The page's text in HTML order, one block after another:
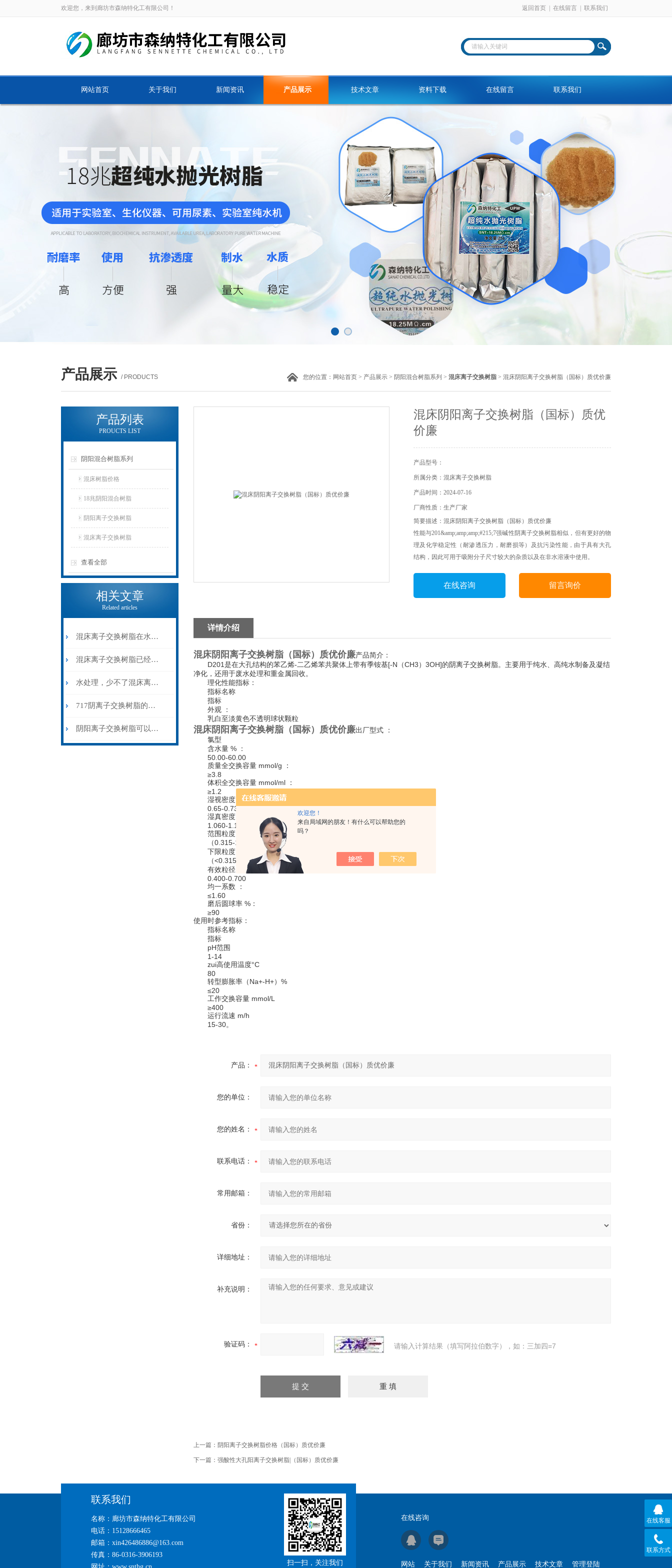
欢迎您！
来自局域网的朋友！有什么可以帮助您的
吗？
欢迎您，来到廊坊市森纳特化工有限公司！ 返回首页 在线留言 联系我们
网站首页 关于我们 新闻资讯 产品展示 技术文章 资料下载 在线留言 联系我们
产品展示 / PRODUCTS 您的位置： 网站首页 > 产品展示 > 阴阳混合树脂系列 > 混床离子交换树脂 > 混床阴阳离子交换树脂（国标）质优价廉
产品列表
PROUCTS LIST
阴阳混合树脂系列
混床树脂价格
18兆阴阳混合树脂
阴阳离子交换树脂
混床离子交换树脂
查看全部
相关文章
Related articles
混床离子交换树脂在水处理和纯化中的重要性
混床离子交换树脂已经渗透到各行各业当中了
水处理，少不了混床离子交换树脂
717阴离子交换树脂的作用及使用方法
阴阳离子交换树脂可以实现对溶液中离子的高效控制和处理
混床阴阳离子交换树脂（国标）质优
价廉
产品型号：
所属分类：混床离子交换树脂
产品时间：2024-07-16
厂商性质：生产厂家
简要描述：混床阴阳离子交换树脂（国标）质优价廉
性能与201&amp;amp;amp;#215;7强碱性阴离子交换树脂相似，但有更好的物
理及化学稳定性（耐渗透压力，耐磨损等）及抗污染性能，由于具有大孔
结构，因此可用于吸附分子尺寸较大的杂质以及在非水溶液中使用。
在线咨询 留言询价
详情介绍
混床阴阳离子交换树脂（国标）质优价廉产品简介：
D201是在大孔结构的苯乙烯-二乙烯苯共聚体上带有季铵基[-N（CH3）3OH]的阴离子交换树脂。主要用于纯水、高纯水制备及凝结
净化，还用于废水处理和重金属回收。
理化性能指标：
指标名称
指标
外观 ：
乳白至淡黄色不透明球状颗粒
混床阴阳离子交换树脂（国标）质优价廉出厂型式 ：
氯型
含水量 % ：
50.00-60.00
质量全交换容量 mmol/g ：
≥3.8
体积全交换容量 mmol/ml ：
≥1.2
湿视密度 g/ml ：
0.65-0.73
湿真密度 g/ml ：
1.060-1.100
范围粒度 % ：
（0.315-1.25mm）≥95
下限粒度 % ：
（<0.315mm）≤1
有效粒径 mm ：
0.400-0.700
均一系数 ：
≤1.60
磨后圆球率 %：
≥90
使用时参考指标：
指标名称
指标
pH范围
1-14
zui高使用温度°C
80
转型膨胀率（Na+-H+）%
≤20
工作交换容量 mmol/L
≥400
运行流速 m/h
15-30。
产品：
您的单位：
您的姓名：
联系电话：
常用邮箱：
省份：
详细地址：
补充说明：
验证码： 请输入计算结果（填写阿拉伯数字），如：三加四=7
上一篇： 阴阳离子交换树脂价格（国标）质优价廉
下一篇： 强酸性大孔阳离子交换树脂|（国标）质优价廉
联系我们
名称：廊坊市森纳特化工有限公司
电话：15128666465
邮箱：xin426486886@163.com
传真：86-0316-3906193
扫一扫，关注我们
在线咨询
网站 关于我们 新闻资讯 产品展示 技术文章 管理登陆
在线客服
联系方式